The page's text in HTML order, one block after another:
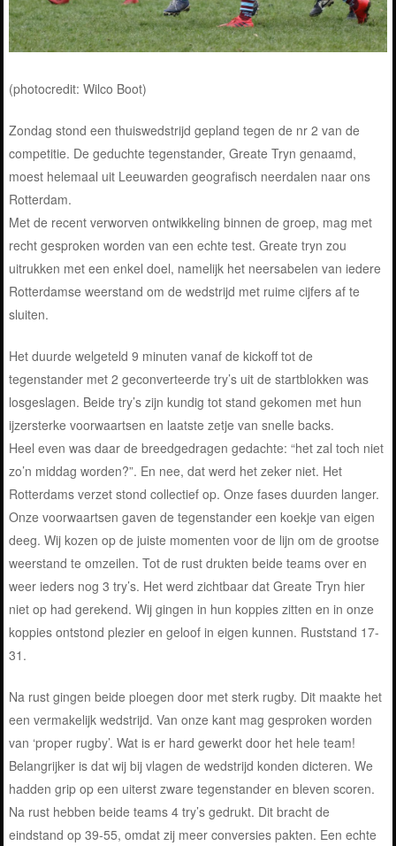
(photocredit: Wilco Boot)
Zondag stond een thuiswedstrijd gepland tegen de nr 2 van de
competitie. De geduchte tegenstander, Greate Tryn genaamd,
moest helemaal uit Leeuwarden geografisch neerdalen naar ons
Rotterdam.
Met de recent verworven ontwikkeling binnen de groep, mag met
recht gesproken worden van een echte test. Greate tryn zou
uitrukken met een enkel doel, namelijk het neersabelen van iedere
Rotterdamse weerstand om de wedstrijd met ruime cijfers af te
sluiten.
Het duurde welgeteld 9 minuten vanaf de kickoff tot de
tegenstander met 2 geconverteerde try’s uit de startblokken was
losgeslagen. Beide try’s zijn kundig tot stand gekomen met hun
ijzersterke voorwaartsen en laatste zetje van snelle backs.
Heel even was daar de breedgedragen gedachte: “het zal toch niet
zo’n middag worden?”. En nee, dat werd het zeker niet. Het
Rotterdams verzet stond collectief op. Onze fases duurden langer.
Onze voorwaartsen gaven de tegenstander een koekje van eigen
deeg. Wij kozen op de juiste momenten voor de lijn om de grootse
weerstand te omzeilen. Tot de rust drukten beide teams over en
weer ieders nog 3 try’s. Het werd zichtbaar dat Greate Tryn hier
niet op had gerekend. Wij gingen in hun koppies zitten en in onze
koppies ontstond plezier en geloof in eigen kunnen. Ruststand 17-
31.
Na rust gingen beide ploegen door met sterk rugby. Dit maakte het
een vermakelijk wedstrijd. Van onze kant mag gesproken worden
van ‘proper rugby’. Wat is er hard gewerkt door het hele team!
Belangrijker is dat wij bij vlagen de wedstrijd konden dicteren. We
hadden grip op een uiterst zware tegenstander en bleven scoren.
Na rust hebben beide teams 4 try’s gedrukt. Dit bracht de
eindstand op 39-55, omdat zij meer conversies pakten. Een echte